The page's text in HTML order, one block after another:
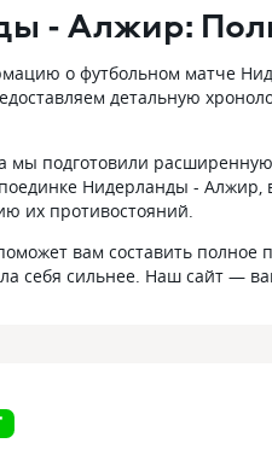
- Алжир:
о футбольном матче
детальную
мы подготовили
Нидерланды - Алжир,
их противостояний.
вам составить полное
себя сильнее. Наш сайт —